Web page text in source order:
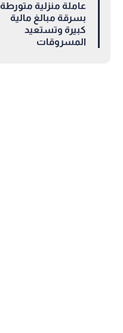
عاملة منزلية متورطة
بسرقة مبالغ مالية
كبيرة وتستعيد
المسروقات